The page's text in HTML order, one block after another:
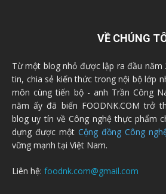
VỀ CHÚNG
Từ một blog nhỏ được lập ra đầu
tin, chia sẻ kiến thức trong nội bộ lớp
môn cùng tiến bộ - anh Trần Công
năm ấy đã biến FOODNK.COM trở
blog uy tín về Công nghệ thực phẩm
dựng được một Cộng đồng Công
vững mạnh tại Việt Nam.
Liên hệ: foodnk.com@gmail.com